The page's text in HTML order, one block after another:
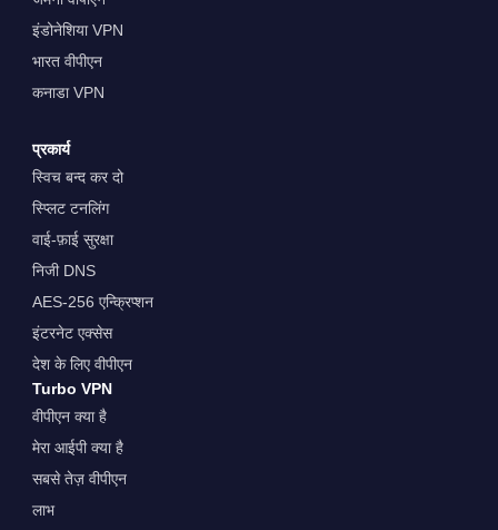
इंडोनेशिया VPN
भारत वीपीएन
कनाडा VPN
प्रकार्य
स्विच बन्द कर दो
स्प्लिट टनलिंग
वाई-फ़ाई सुरक्षा
निजी DNS
AES-256 एन्क्रिप्शन
इंटरनेट एक्सेस
देश के लिए वीपीएन
Turbo VPN
वीपीएन क्या है
मेरा आईपी क्या है
सबसे तेज़ वीपीएन
लाभ